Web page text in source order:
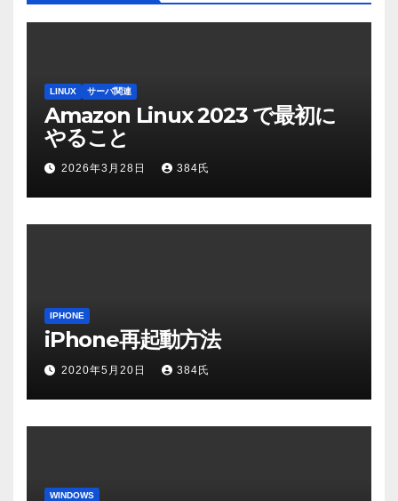
LINUX サーバ関連
Amazon Linux 2023 で最初に
やること
2026年3月28日 384氏
IPHONE
iPhone再起動方法
2020年5月20日 384氏
WINDOWS